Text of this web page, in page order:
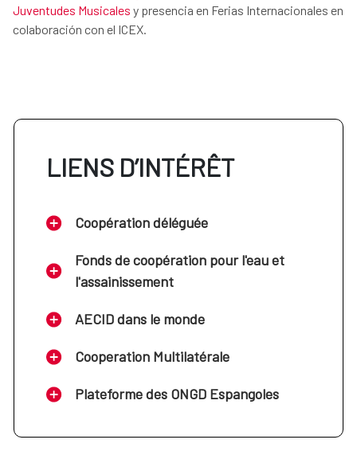
Juventudes Musicales y presencia en Ferias Internacionales en
colaboración con el ICEX.
LIENS D’INTÉRÊT
Coopération déléguée
Fonds de coopération pour l'eau et
l'assainissement
AECID dans le monde
Cooperation Multilatérale
Plateforme des ONGD Espangoles